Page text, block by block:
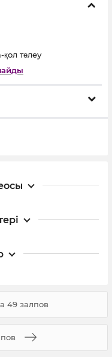
төлеу
49 залпов